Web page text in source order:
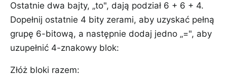
Ostatnie dwa bajty, „to", dają podział 6 + 6 + 4.
Dopełnij ostatnie 4 bity zerami, aby uzyskać pełną
grupę 6-bitową, a następnie dodaj jedno „=", aby
uzupełnić 4-znakowy blok:
Złóż bloki razem: